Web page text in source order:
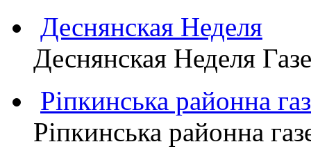
Деснянская Неделя
Деснянская Неделя
Ріпкинська районна
Ріпкинська районна